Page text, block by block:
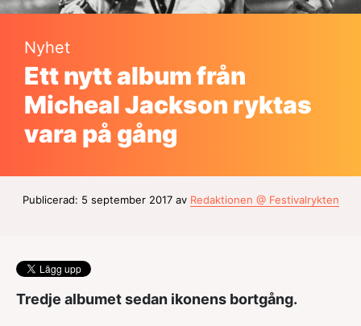
Nyhet
Ett nytt album från
Micheal Jackson ryktas
vara på gång
Publicerad: 5 september 2017 av Redaktionen @ Festivalrykten
Tredje albumet sedan ikonens bortgång.